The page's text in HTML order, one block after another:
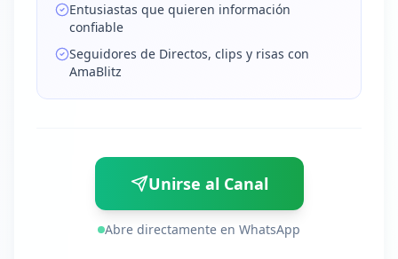
Entusiastas que quieren información
confiable
Seguidores de Directos, clips y risas con
AmaBlitz
Unirse al Canal
Abre directamente en WhatsApp